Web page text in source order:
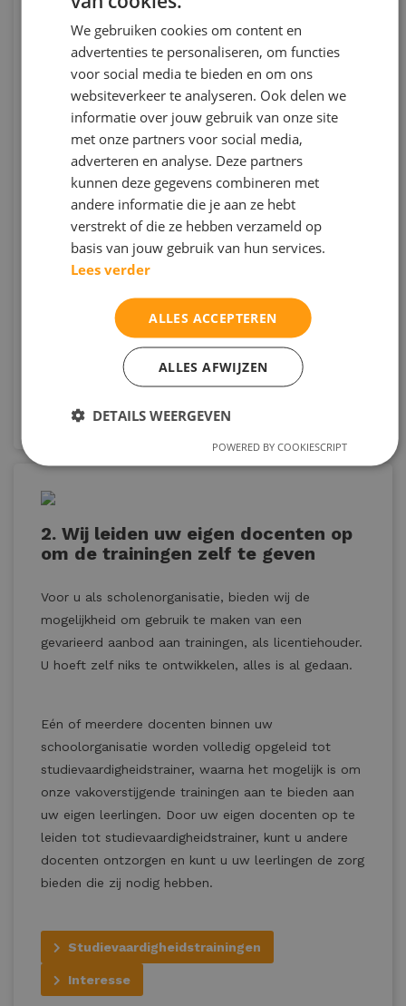
vastlopen, maar beschikt u niet over passende
middelen om deze leerlingen verder te helpen? Of
bent u op zoek naar mogelijkheden om de
studievaardigheden van uw leerlingen te vergroten
en om uw docenten te ontzorgen?
Onze professionele orthopedagogen, psychologen
en onderwijskundigen komen graag naar uw
schoolorganisatie toe om de
studievaardigheidstrainingen te geven. U geeft aan
welke hoofdtrainingen wij kunnen geven en voor
Studievaardigheidstrainingen
Interesse
2. Wij leiden uw eigen docenten op
om de trainingen zelf te geven
Voor u als scholenorganisatie, bieden wij de
mogelijkheid om gebruik te maken van een
gevarieerd aanbod aan trainingen, als licentiehouder.
U hoeft zelf niks te ontwikkelen, alles is al gedaan.
Eén of meerdere docenten binnen uw
schoolorganisatie worden volledig opgeleid tot
studievaardigheidstrainer, waarna het mogelijk is om
onze vakoverstijgende trainingen aan te bieden aan
uw eigen leerlingen. Door uw eigen docenten op te
leiden tot studievaardigheidstrainer, kunt u andere
docenten ontzorgen en kunt u uw leerlingen de zorg
bieden die zij nodig hebben.
Studievaardigheidstrainingen
Interesse
We gebruiken cookies om content en
advertenties te personaliseren, om functies
voor social media te bieden en om ons
websiteverkeer te analyseren. Ook delen we
informatie over jouw gebruik van onze site
met onze partners voor social media,
adverteren en analyse. Deze partners
kunnen deze gegevens combineren met
andere informatie die je aan ze hebt
verstrekt of die ze hebben verzameld op
basis van jouw gebruik van hun services.
Lees verder
ALLES ACCEPTEREN
ALLES AFWIJZEN
DETAILS WEERGEVEN
POWERED BY COOKIESCRIPT